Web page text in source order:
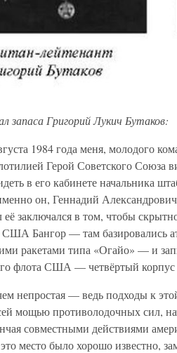
запаса Григорий Лукич Бутаков:
1984 года меня, молодого
Герой Советского
в его кабинете начальника
он, Геннадий
её заключался в том, чтобы
США Бангор — там базировались
ракетами типа «Огайо» — и
флота США — четвёртый
непростая — ведь подходы к
мощью противолодочных сил,
совместными действиями
место было хорошо известно,